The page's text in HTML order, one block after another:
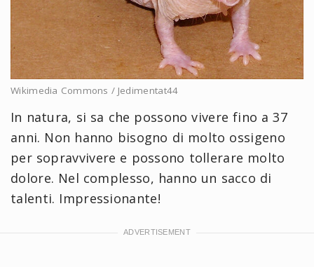
Wikimedia Commons / Jedimentat44
In natura, si sa che possono vivere fino a 37
anni. Non hanno bisogno di molto ossigeno
per sopravvivere e possono tollerare molto
dolore. Nel complesso, hanno un sacco di
talenti. Impressionante!